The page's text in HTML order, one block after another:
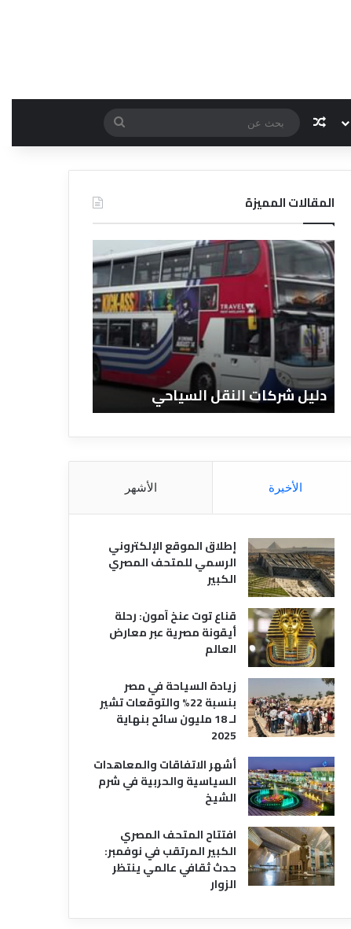
مقال عشوائي
عن
المقالات المميزة
د
ل
ي
ل
ش
ر
ا
ت
ل
ل
س
ح
ي
دليل شركات النقل السياحي
م
ي
الأخيرة الأشهر
إطلاق الموقع الإلكتروني
الرسمي للمتحف المصري
الكبير
قناع توت عنخ آمون: رحلة
أيقونة مصرية عبر معارض
العالم
زيادة السياحة في مصر
بنسبة 22% والتوقعات تشير
لـ 18 مليون سائح بنهاية
2025
أشهر الاتفاقات والمعاهدات
السياسية والحربية في شرم
الشيخ
افتتاح المتحف المصري
الكبير المرتقب في نوفمبر:
حدث ثقافي عالمي ينتظر
الزوار